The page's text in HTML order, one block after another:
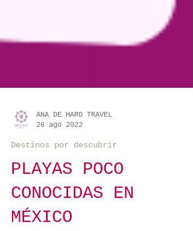
ANA DE HARO TRAVEL
26 ago 2022
Destinos por descubrir
PLAYAS POCO
CONOCIDAS EN